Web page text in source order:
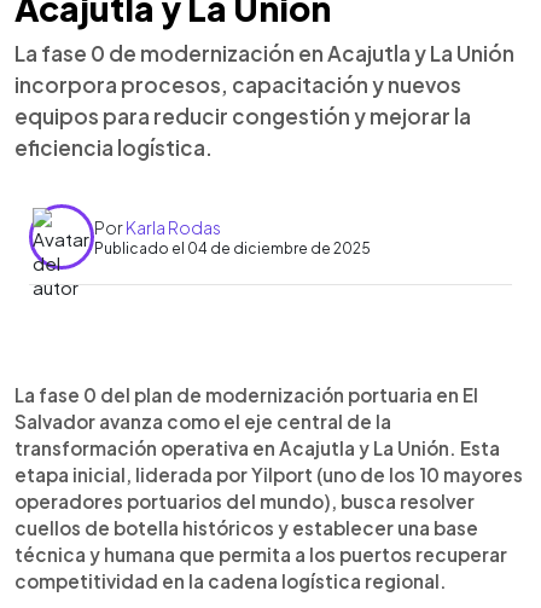
La fase 0 de modernización en Acajutla y La Unión
incorpora procesos, capacitación y nuevos
equipos para reducir congestión y mejorar la
eficiencia logística.
PorKarla Rodas
Publicado el 04 de diciembre de 2025
► Escuchar artículo
La fase 0 de modernización en los puertos de
Acajutla y La Unión, liderada por Yilport, impulsa
mejoras clave en procesos, capacitación y
renovación de equipos con una inversión de $52
millones. Estas acciones permitieron eliminar la
congestión histórica, reducir costos y agilizar
tiempos logísticos, pasando de 80 a 40 días en
rutas desde Asia. El movimiento de carga creció
alrededor del 15 %, mientras La Unión multiplicó su
La fase 0 del plan de modernización portuaria en El
Salvador avanza como el eje central de la
transformación operativa en Acajutla y La Unión. Esta
etapa inicial, liderada por Yilport (uno de los 10 mayores
operadores portuarios del mundo), busca resolver
cuellos de botella históricos y establecer una base
técnica y humana que permita a los puertos recuperar
competitividad en la cadena logística regional.